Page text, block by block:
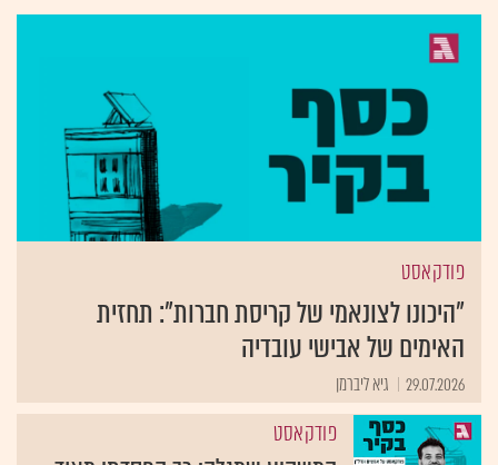
פודקאסט
"היכונו לצונאמי של קריסת חברות": תחזית
האימים של אבישי עובדיה
29.07.2026 גיא ליברמן
פודקאסט